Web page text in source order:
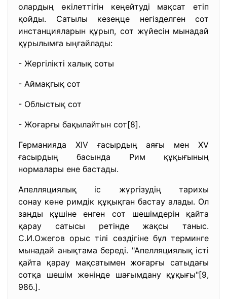
олардың өкілеттігін кеңейтуді мақсат етіп
қойды. Сатылы кезеңце негізделген сот
инстанцияларын құрып, сот жүйесін мынадай
құрылымға ыңғайлады:
- Жергілікті халық соты
- Аймақгық сот
- Облыстық сот
- Жоғарғы бақылайтын сот[8].
Германияда XIV ғасырдың аяғы мен XV
ғасырдың басында Рим құқығының
нормалары ене бастады.
Апелляциялық іс жүргізудің тарихы
сонау көне римдік құқықган бастау алады. Ол
заңды құшіне енген сот шешімдерін қайта
қарау сатысы ретінде жақсы таныс.
С.И.Ожегов орыс тілі сөздігіне бұл терминге
мынадай анықтама береді. "Апелляциялық істі
қайта қарау мақсатымен жоғарғы сатыдағы
сотқа шешім жөнінде шағымдану құқығы"[9,
98б.].